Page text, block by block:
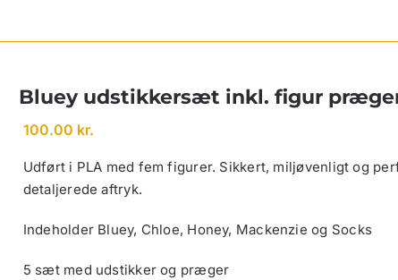
Bluey udstikkersæt inkl. figur
100.00 kr.
Udført i PLA med fem figurer. Sikkert, miljøvenligt og
detaljerede aftryk.
Indeholder Bluey, Chloe, Honey, Mackenzie og Socks
5 sæt med udstikker og præger